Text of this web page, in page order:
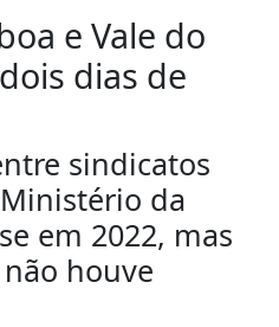
e Vale do
dias de
sindicatos
da
em 2022, mas
houve